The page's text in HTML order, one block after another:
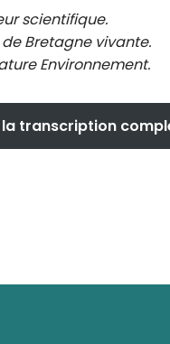
scientifique.
Bretagne vivante.
Environnement.
transcription